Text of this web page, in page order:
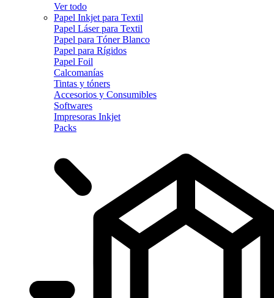
Ver todo
Papel Inkjet para Textil
Papel Láser para Textil
Papel para Tóner Blanco
Papel para Rígidos
Papel Foil
Calcomanías
Tintas y tóners
Accesorios y Consumibles
Softwares
Impresoras Inkjet
Packs